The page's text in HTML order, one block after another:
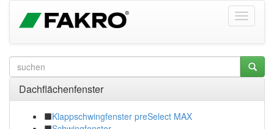
Dachflächenfenster
Klappschwingfenster preSelect MAX